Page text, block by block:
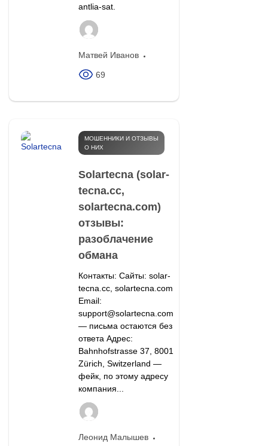
antlia-sat.
Матвей Иванов
69
МОШЕННИКИ И ОТЗЫВЫ
О НИХ
Solartecna (solar-
tecna.cc,
solartecna.com)
отзывы:
разоблачение
обмана
Контакты: Сайты: solar-
tecna.cc, solartecna.com
Email:
support@solartecna.com
— письма остаются без
ответа Адрес:
Bahnhofstrasse 37, 8001
Zürich, Switzerland —
фейк, по этому адресу
компания...
Леонид Малышев